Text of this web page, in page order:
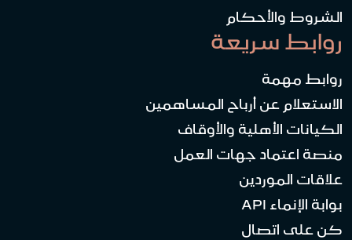
الشروط والأحكام
روابط سريعة
روابط مهمة
الاستعلام عن أرباح المساهمين
الكيانات الأهلية والأوقاف
منصة اعتماد جهات العمل
علاقات الموردين
بوابة الإنماء API
كن على اتصال